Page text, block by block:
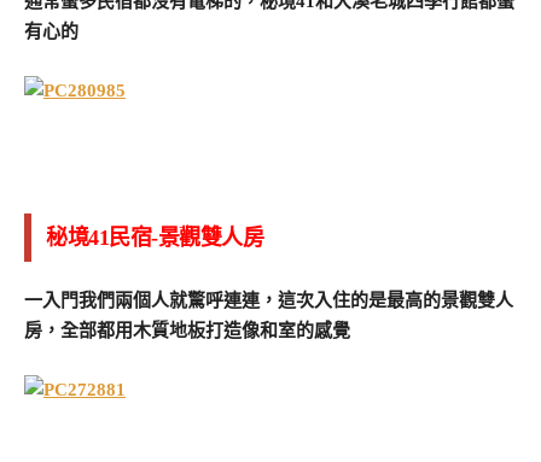
有心的
秘境41民宿-景觀雙人房
一入門我們兩個人就驚呼連連，這次入住的是最高的景觀雙人
房，全部都用木質地板打造像和室的感覺